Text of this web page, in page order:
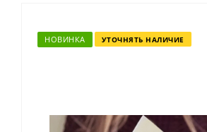
НОВИНКА УТОЧНЯТЬ НАЛИЧИЕ